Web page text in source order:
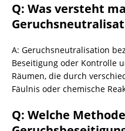
Q: Was versteht
A: Geruchsneutralisation
Beseitigung oder Kontrolle
Räumen, die durch
Fäulnis oder chemische
Q: Welche